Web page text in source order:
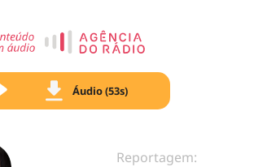
Áudio (53s)
Reportagem: